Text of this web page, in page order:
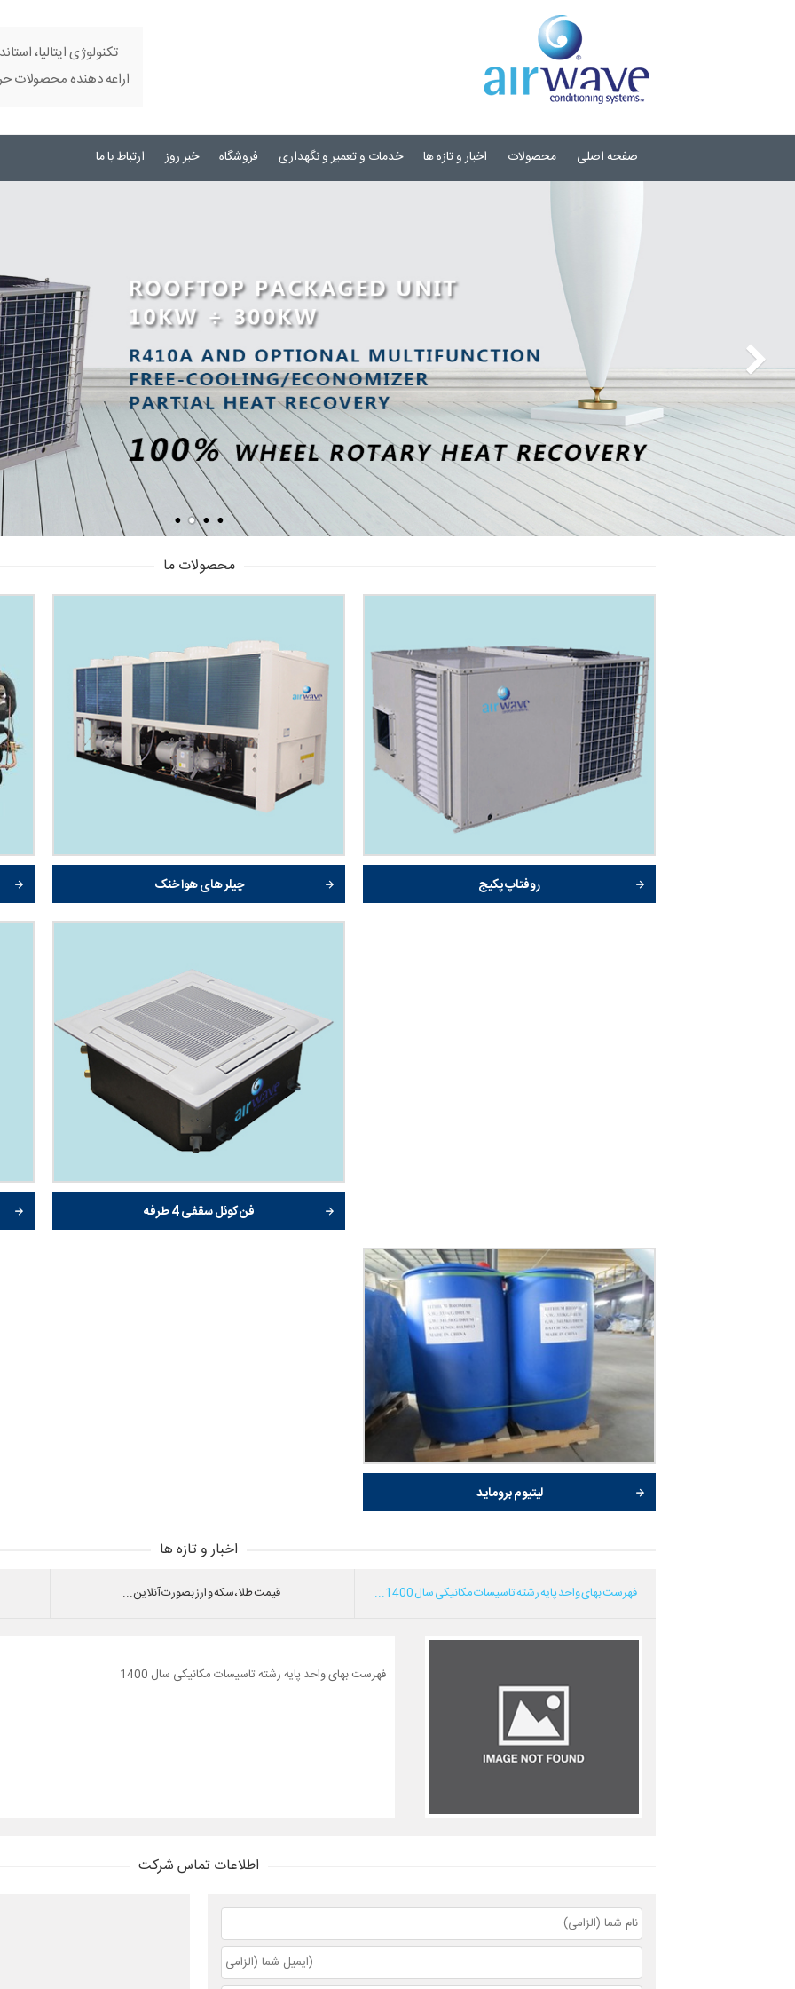
تکنولوژی ایتالیا،
اراعه دهنده محصولات
صفحه اصلی محصولات اخبار و تازه ها خدمات و تعمیر و نگهداری فروشگاه خبر روز ارتباط با ما
محصولات ما
روفتاپ پکیج چیلر های هوا خنک
فن کوئل سقفی 4 طرفه
لیتیوم بروماید
اخبار و تازه ها
فهرست بهای واحد پایه رشته تاسیسات مکانیکی سال 1400... قیمت طلا،سکه و ارز بصورت آنلاین...
فهرست بهای واحد پایه رشته تاسیسات مکانیکی سال 1400
اطلاعات تماس شرکت